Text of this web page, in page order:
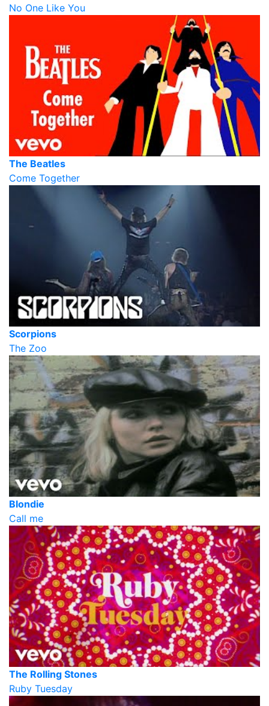
No One Like You
The Beatles
Come Together
Scorpions
The Zoo
Blondie
Call me
The Rolling Stones
Ruby Tuesday